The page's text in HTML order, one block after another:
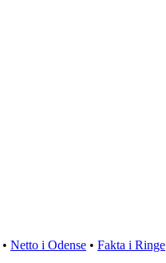
• Netto i Odense • Fakta i Ringe